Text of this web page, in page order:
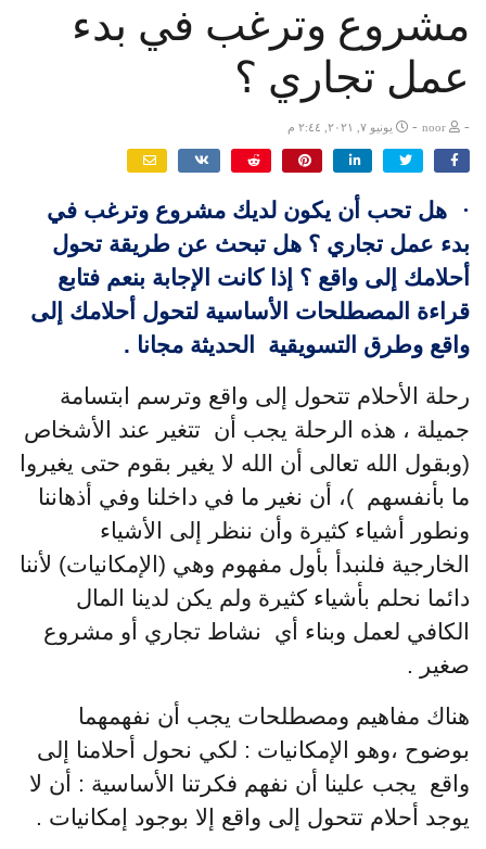
مشروع وترغب في بدء
عمل تجاري ؟
-
- يونيو ٧, ٢٠٢١, ٢:٤٤ م
·
هل تحب أن يكون لديك مشروع وترغب في
بدء عمل تجاري ؟ هل تبحث عن طريقة تحول
أحلامك إلى واقع ؟ إذا كانت الإجابة بنعم فتابع
قراءة المصطلحات الأساسية لتحول أحلامك إلى
واقع وطرق التسويقية الحديثة مجانا .
رحلة الأحلام تتحول إلى واقع وترسم ابتسامة
جميلة ، هذه الرحلة يجب أن تتغير عند الأشخاص
(وبقول الله تعالى أن الله لا يغير بقوم حتى يغيروا
ما بأنفسهم )، أن نغير ما في داخلنا وفي أذهاننا
ونطور أشياء كثيرة وأن ننظر إلى الأشياء
الخارجية فلنبدأ بأول مفهوم وهي (الإمكانيات) لأننا
دائما نحلم بأشياء كثيرة ولم يكن لدينا المال
الكافي لعمل وبناء أي نشاط تجاري أو مشروع
صغير .
هناك مفاهيم ومصطلحات يجب أن نفهمهما
بوضوح ،وهو الإمكانيات : لكي نحول أحلامنا إلى
واقع يجب علينا أن نفهم فكرتنا الأساسية : أن لا
يوجد أحلام تتحول إلى واقع إلا بوجود إمكانيات .